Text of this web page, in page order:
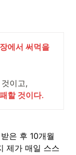
에서 써먹을
할 것이다.
은 후 10개월
제가 매일 스스